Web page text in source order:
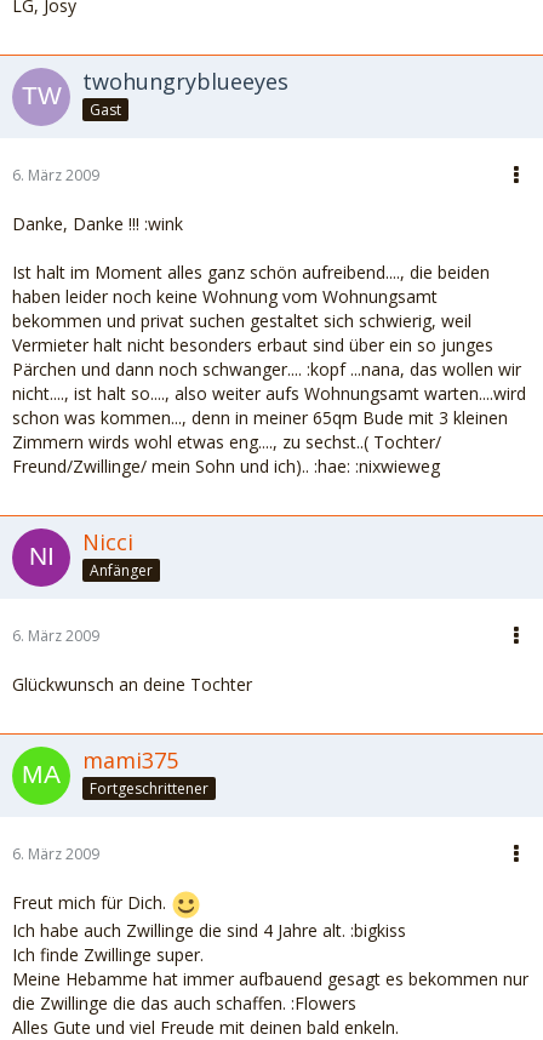
LG, Josy
twohungryblueeyes
Gast
6. März 2009
Danke, Danke !!! :wink
Ist halt im Moment alles ganz schön aufreibend...., die beiden
haben leider noch keine Wohnung vom Wohnungsamt
bekommen und privat suchen gestaltet sich schwierig, weil
Vermieter halt nicht besonders erbaut sind über ein so junges
Pärchen und dann noch schwanger.... :kopf ...nana, das wollen wir
nicht...., ist halt so...., also weiter aufs Wohnungsamt warten....wird
schon was kommen..., denn in meiner 65qm Bude mit 3 kleinen
Zimmern wirds wohl etwas eng...., zu sechst..( Tochter/
Freund/Zwillinge/ mein Sohn und ich).. :hae: :nixwieweg
Nicci
Anfänger
6. März 2009
Glückwunsch an deine Tochter
mami375
Fortgeschrittener
6. März 2009
Freut mich für Dich.
Ich habe auch Zwillinge die sind 4 Jahre alt. :bigkiss
Ich finde Zwillinge super.
Meine Hebamme hat immer aufbauend gesagt es bekommen nur
die Zwillinge die das auch schaffen. :Flowers
Alles Gute und viel Freude mit deinen bald enkeln.